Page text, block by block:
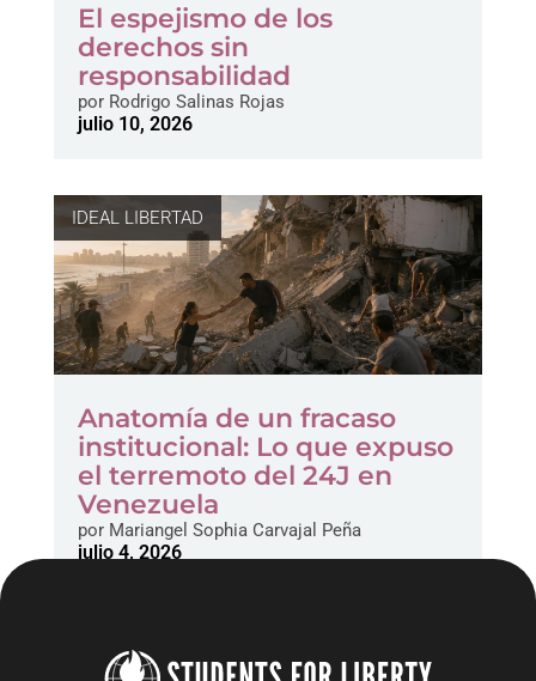
El espejismo de los
derechos sin
responsabilidad
porRodrigo Salinas Rojas
julio 10, 2026
IDEAL LIBERTAD
Anatomía de un fracaso
institucional: Lo que expuso
el terremoto del 24J en
Venezuela
porMariangel Sophia Carvajal Peña
julio 4, 2026